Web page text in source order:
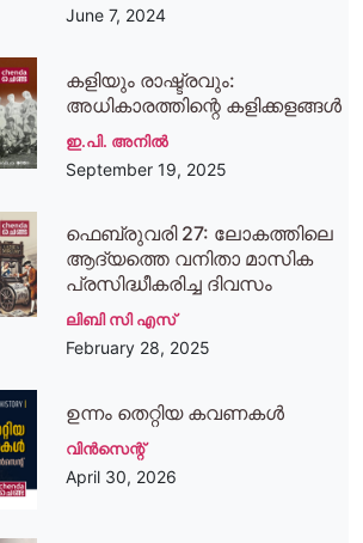
June 7, 2024
കളിയും രാഷ്ട്രവും:
അധികാരത്തിന്റെ കളിക്കളങ്ങള്‍
ഇ.പി. അനില്‍
September 19, 2025
ഫെബ്രുവരി 27: ലോകത്തിലെ
ആദ്യത്തെ വനിതാ മാസിക
പ്രസിദ്ധീകരിച്ച ദിവസം
ലിബി സി എസ്
February 28, 2025
ഉന്നം തെറ്റിയ കവണകൾ
വിന്‍സെന്റ്‌
April 30, 2026